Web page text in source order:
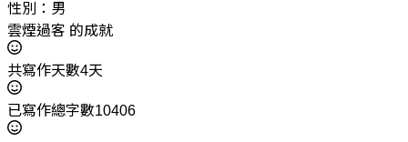
性別：男
雲煙過客 的成就
共寫作天數4天
已寫作總字數10406